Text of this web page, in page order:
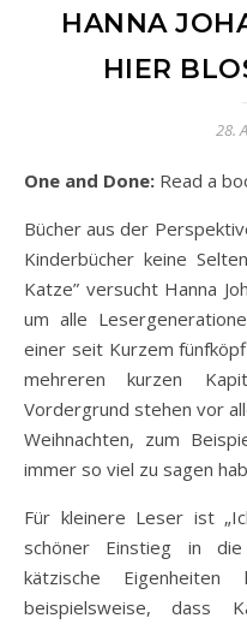
HANNA
HIER
28.
One and Done: Read a
Bücher aus der
Kinderbücher keine
Katze” versucht Hanna
um alle
einer seit Kurzem
mehreren kurzen
Vordergrund stehen vor
Weihnachten, zum
immer so viel zu sagen
Für kleinere Leser ist
schöner Einstieg in
kätzische
beispielsweise, dass